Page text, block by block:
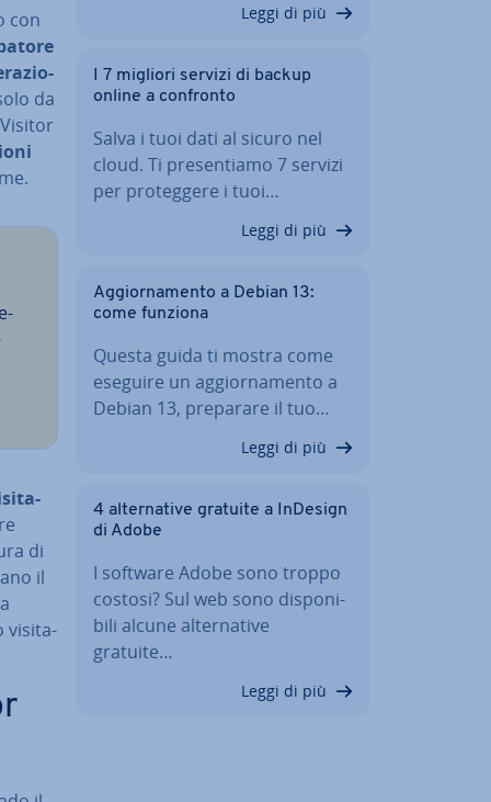
con
da
di
il
vi­si­ta­
Leggi di più
I 7 migliori servizi di backup
online a confronto
Salva i tuoi dati al sicuro nel
cloud. Ti pre­sen­tia­mo 7 servizi
per pro­teg­ge­re i tuoi…
Leggi di più
Ag­gior­na­men­to a Debian 13:
come funziona
Questa guida ti mostra come
eseguire un ag­gior­na­men­to a
Debian 13, preparare il tuo…
Leggi di più
4 al­ter­na­ti­ve gratuite a InDesign
di Adobe
I software Adobe sono troppo
costosi? Sul web sono di­spo­ni­
bi­li alcune al­ter­na­ti­ve
gratuite…
Leggi di più